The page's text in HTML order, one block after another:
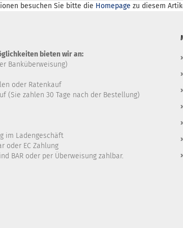
besuchen Sie bitte die Homepage zu diesem
bieten wir an:
Banküberweisung)
oder Ratenkauf
(Sie zahlen 30 Tage nach der Bestellung)
im Ladengeschäft
oder EC Zahlung
BAR oder per Überweisung zahlbar.